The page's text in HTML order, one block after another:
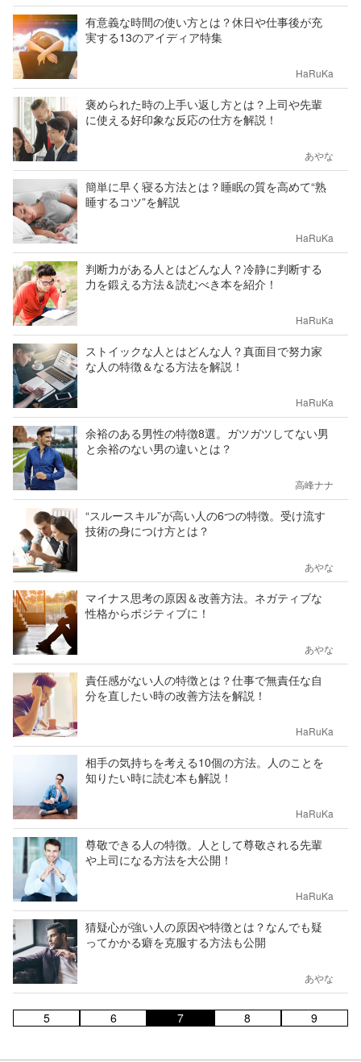
有意義な時間の使い方とは？休日や仕事後が充
実する13のアイディア特集
HaRuKa
褒められた時の上手い返し方とは？上司や先輩
に使える好印象な反応の仕方を解説！
あやな
簡単に早く寝る方法とは？睡眠の質を高めて“熟
睡するコツ”を解説
HaRuKa
判断力がある人とはどんな人？冷静に判断する
力を鍛える方法＆読むべき本を紹介！
HaRuKa
ストイックな人とはどんな人？真面目で努力家
な人の特徴＆なる方法を解説！
HaRuKa
余裕のある男性の特徴8選。ガツガツしてない男
と余裕のない男の違いとは？
高峰ナナ
“スルースキル”が高い人の6つの特徴。受け流す
技術の身につけ方とは？
あやな
マイナス思考の原因＆改善方法。ネガティブな
性格からポジティブに！
あやな
責任感がない人の特徴とは？仕事で無責任な自
分を直したい時の改善方法を解説！
HaRuKa
相手の気持ちを考える10個の方法。人のことを
知りたい時に読む本も解説！
HaRuKa
尊敬できる人の特徴。人として尊敬される先輩
や上司になる方法を大公開！
HaRuKa
猜疑心が強い人の原因や特徴とは？なんでも疑
ってかかる癖を克服する方法も公開
あやな
5 6 7 8 9